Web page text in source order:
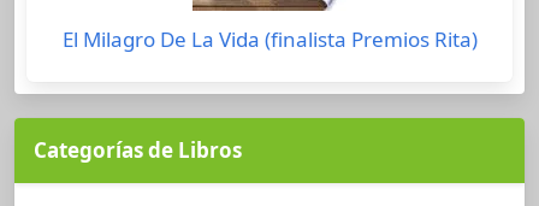
El Milagro De La Vida (finalista Premios Rita)
Categorías de Libros